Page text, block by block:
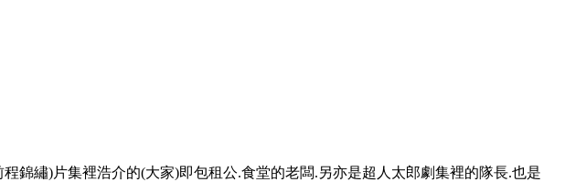
錦繡)片集裡浩介的(大家)即包租公.食堂的老闆.另亦是超人太郎劇集裡的隊長.也是